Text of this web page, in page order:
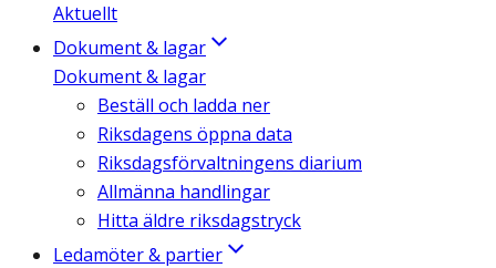
Aktuellt
Dokument & lagar
Dokument & lagar
Beställ och ladda ner
Riksdagens öppna data
Riksdagsförvaltningens diarium
Allmänna handlingar
Hitta äldre riksdagstryck
Ledamöter & partier